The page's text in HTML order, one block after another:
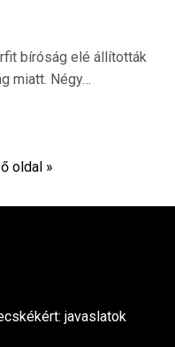
bíróság elé állították
miatt. Négy…
oldal »
javaslatok